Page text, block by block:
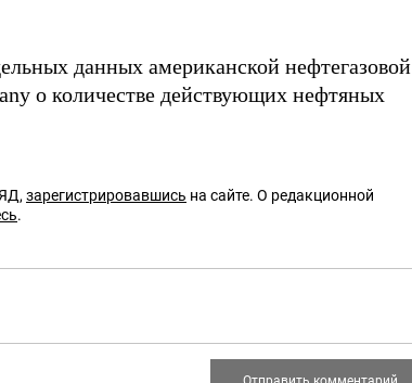
данных американской нефтегазовой
о количестве действующих нефтяных
зарегистрировавшись на сайте. О редакционной
.